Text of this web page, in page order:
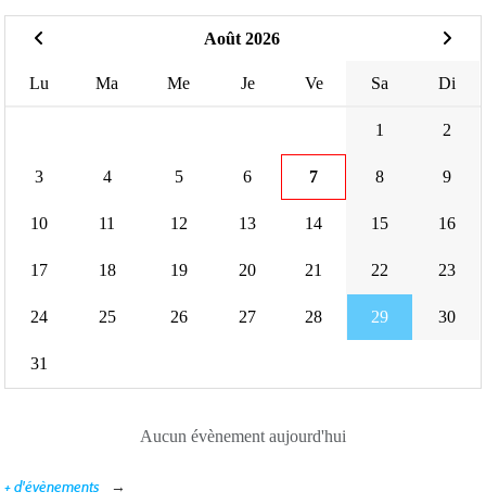
Août 2026
Lu Ma Me Je Ve Sa Di
1 2
3 4 5 6 7 8 9
10 11 12 13 14 15 16
17 18 19 20 21 22 23
24 25 26 27 28 29 30
31
Aucun évènement aujourd'hui
+ d'évènements